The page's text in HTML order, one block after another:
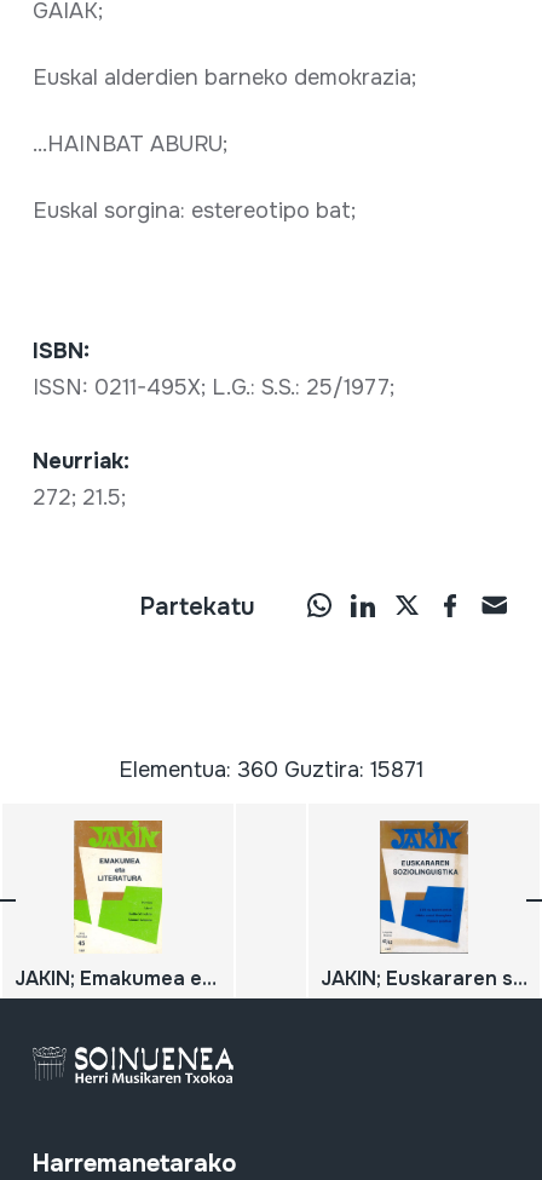
GAIAK;
Euskal alderdien barneko demokrazia;
...HAINBAT ABURU;
Euskal sorgina: estereotipo bat;
ISBN:
ISSN: 0211-495X; L.G.: S.S.: 25/1977;
Neurriak:
272; 21.5;
Partekatu
Elementua: 360 Guztira: 15871
JAKIN; Emakumea eta Literatura; JAKIN; Euskararen soziolinguistika;
Harremanetarako